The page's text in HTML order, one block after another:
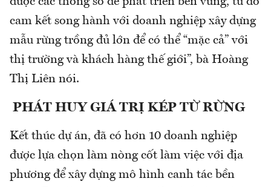
cam kết song hành với doanh nghiệp xây dựng
mẫu rừng trồng đủ lớn để có thể “mặc cả” với
thị trường và khách hàng thế giới”, bà Hoàng
Thị Liên nói.
PHÁT HUY GIÁ TRỊ KÉP TỪ RỪNG
Kết thúc dự án, đã có hơn 10 doanh nghiệp
được lựa chọn làm nòng cốt làm việc với địa
phương để xây dựng mô hình canh tác bền